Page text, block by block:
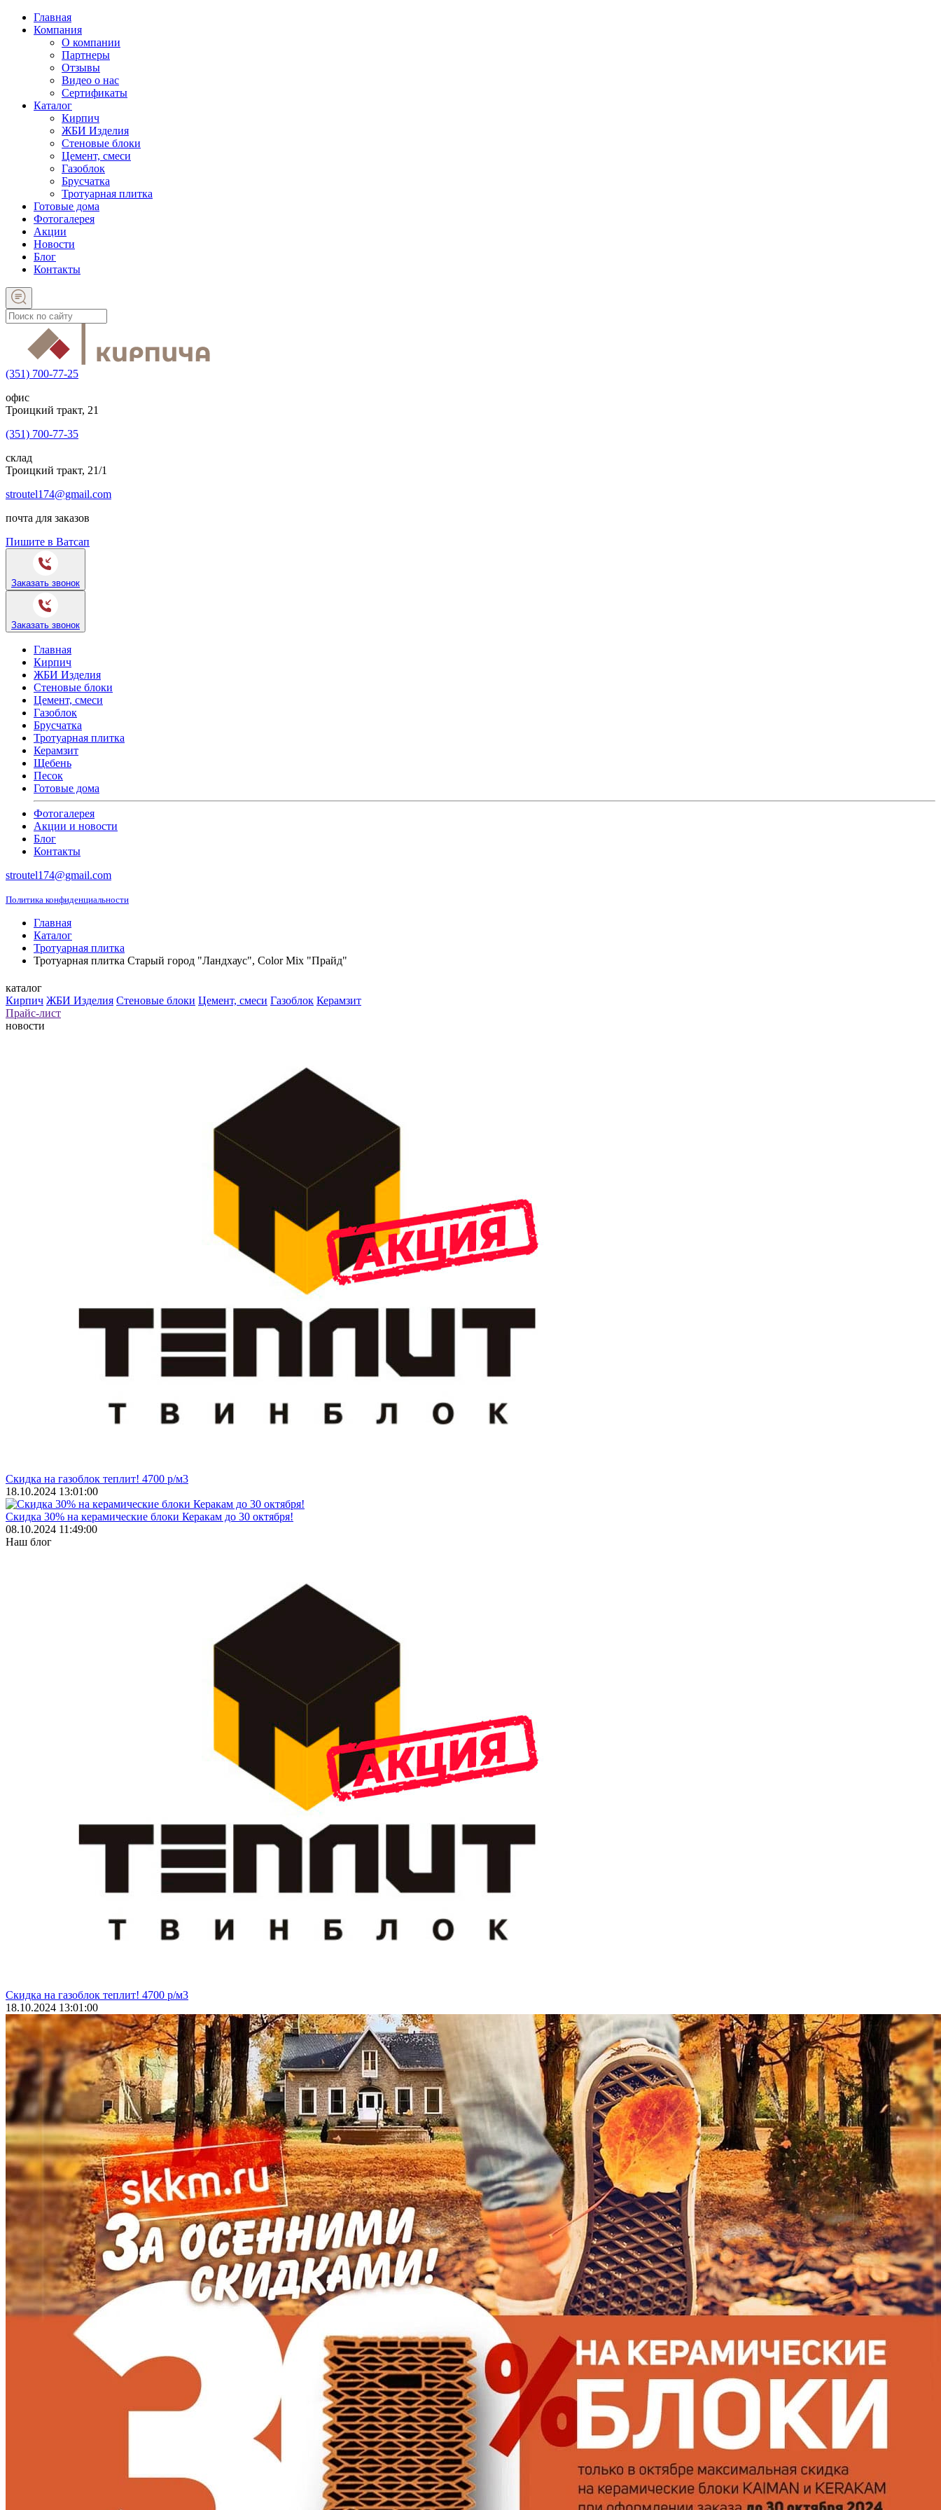
Главная
Компания
О компании
Партнеры
Отзывы
Видео о нас
Сертификаты
Каталог
Кирпич
ЖБИ Изделия
Стеновые блоки
Цемент, смеси
Газоблок
Брусчатка
Тротуарная плитка
Готовые дома
Фотогалерея
Акции
Новости
Блог
Контакты
(351) 700-77-25
офис
Троицкий тракт, 21
(351) 700-77-35
склад
Троицкий тракт, 21/1
stroutel174@gmail.com
почта для заказов
Пишите в Ватсап
Заказать звонок
Заказать звонок
Главная
Кирпич
ЖБИ Изделия
Стеновые блоки
Цемент, смеси
Газоблок
Брусчатка
Тротуарная плитка
Керамзит
Щебень
Песок
Готовые дома
Фотогалерея
Акции и новости
Блог
Контакты
stroutel174@gmail.com
Политика конфиденциальности
Главная
Каталог
Тротуарная плитка
Тротуарная плитка Старый город "Ландхаус", Color Mix "Прайд"
каталог
Кирпич ЖБИ Изделия Стеновые блоки Цемент, смеси Газоблок Керамзит
Прайс-лист
новости
Скидка на газоблок теплит! 4700 р/м3
18.10.2024 13:01:00
Скидка 30% на керамические блоки Керакам до 30 октября!
08.10.2024 11:49:00
Наш блог
Скидка на газоблок теплит! 4700 р/м3
18.10.2024 13:01:00